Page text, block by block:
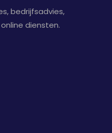
bedrijfsadvies,
diensten.